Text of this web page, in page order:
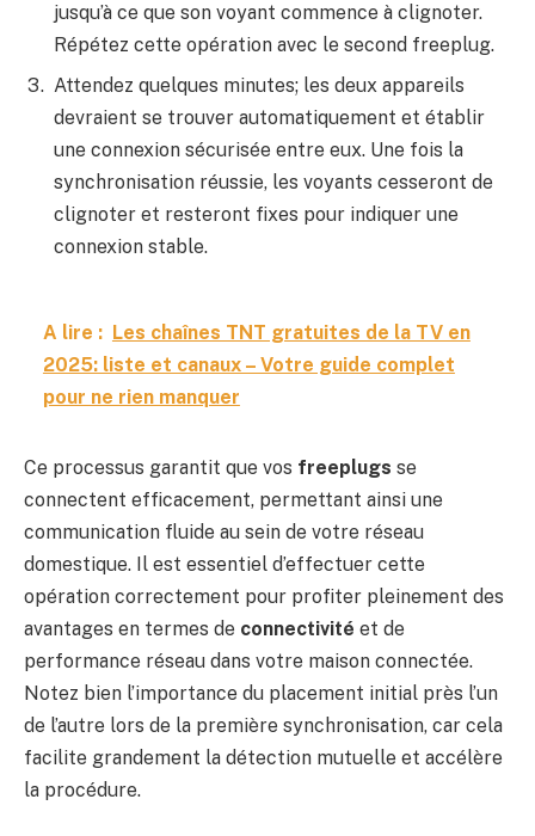
jusqu’à ce que son voyant commence à clignoter.
Répétez cette opération avec le second freeplug.
Attendez quelques minutes; les deux appareils
devraient se trouver automatiquement et établir
une connexion sécurisée entre eux. Une fois la
synchronisation réussie, les voyants cesseront de
clignoter et resteront fixes pour indiquer une
connexion stable.
A lire : Les chaînes TNT gratuites de la TV en
2025: liste et canaux – Votre guide complet
pour ne rien manquer
Ce processus garantit que vos freeplugs se
connectent efficacement, permettant ainsi une
communication fluide au sein de votre réseau
domestique. Il est essentiel d’effectuer cette
opération correctement pour profiter pleinement des
avantages en termes de connectivité et de
performance réseau dans votre maison connectée.
Notez bien l’importance du placement initial près l’un
de l’autre lors de la première synchronisation, car cela
facilite grandement la détection mutuelle et accélère
la procédure.